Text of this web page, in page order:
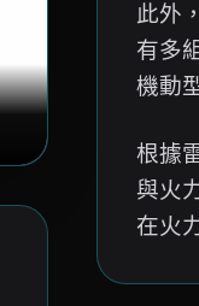
此外
有多
機動
根據
與火
在火